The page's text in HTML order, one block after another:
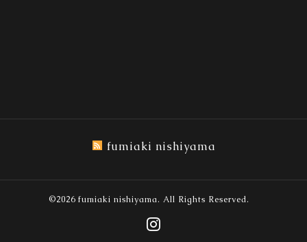
fumiaki nishiyama
©2026 fumiaki nishiyama. All Rights Reserved.